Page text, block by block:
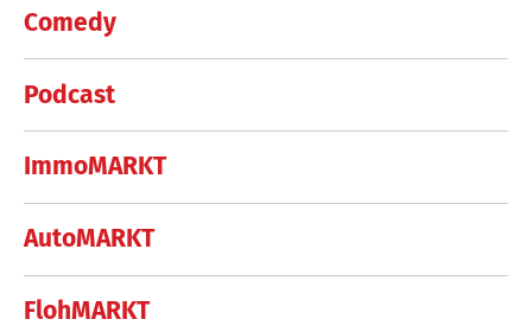
Comedy
Podcast
ImmoMARKT
AutoMARKT
FlohMARKT